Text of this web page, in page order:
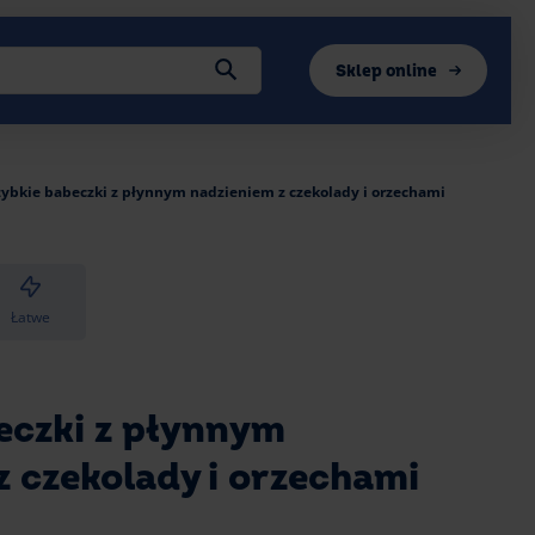
Sklep online
babeczki z płynnym nadzieniem z czekolady i orzechami
Łatwe
z płynnym
czekolady i orzechami